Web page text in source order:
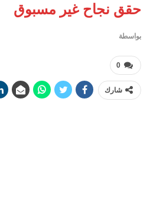
حقق نجاح غير مسبوق
بواسطة
0
شارك